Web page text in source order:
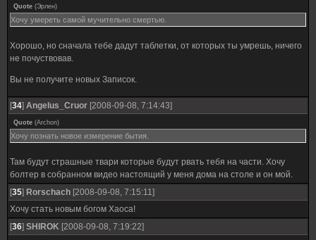
Quote (Эрлен)
Хочу умереть самой мучительно смертью.
Хорошо, но сначала тебе дадут таблетки, от которых ты умрешь, ничего
не почуствовав.
Вы не получите новых Записок.
[34] Angelus_Cruor [2008-09-08, 7:14:43]
Quote (Archon)
Хочу познать новое измерение бытия.
Там будут страшные твари которые будут рвать тебя на части. Хочу
болтер в собранном видео настоящий у меня дома на столе и он мой.
[35] Rorschach [2008-09-08, 7:15:11]
Хочу стать новым богом Хаоса!
[36] SHIROK [2008-09-08, 7:19:22]